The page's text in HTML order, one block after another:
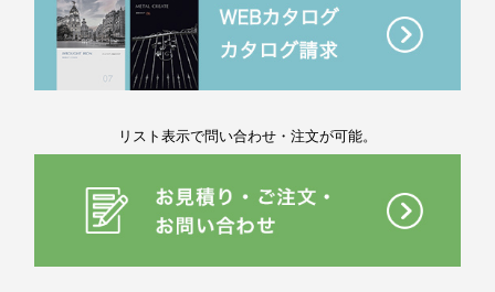
リスト表示で問い合わせ・注文が可能。